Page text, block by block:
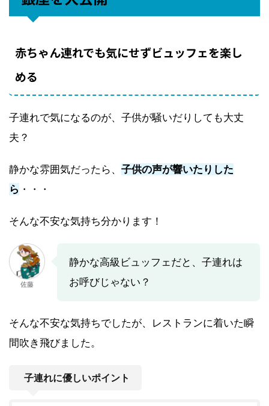
赤ちゃん連れでも気にせずビュッフェを楽し
める
子連れで気になるのが、子供が騒いだりしても大丈
夫？
静かな雰囲気だったら、 子供の声が響いたりした
ら ・・・
そんな不安な気持ち分かります！
佐藤
静かな高級ビュッフェだと、子連れは
お呼びじゃない？
そんな不安な気持ちでしたが、レストランに着いた瞬
間吹き飛びました。
子連れに優しいポイント